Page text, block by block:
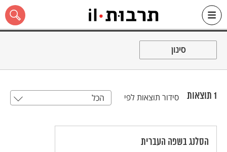
Skip
כל האתר
סינון
1 תוצאות סידור תוצאות לפי הכל
הסלנג בשפה העברית